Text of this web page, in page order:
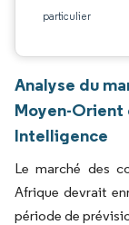
particulier
Analyse du
Moyen-Orient
Intelligence
Le marché des
Afrique devrait
période de